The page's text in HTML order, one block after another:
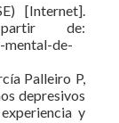
[Internet].
de:
de-
Palleiro P,
depresivos
y